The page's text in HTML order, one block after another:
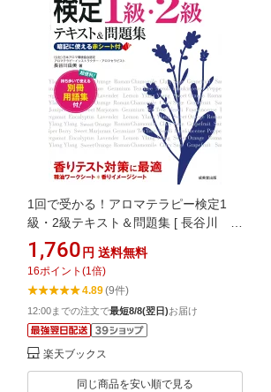
1回で受かる！アロマテラピー検定1
級・2級テキスト＆問題集 [ 長谷川 由
美 ]
1,760 円 送料無料
16ポイント (1倍)
4.89(9件)
12:00までの注文で最短8/8(翌日)お届け
楽天ブックス
同じ商品を安い順で見る